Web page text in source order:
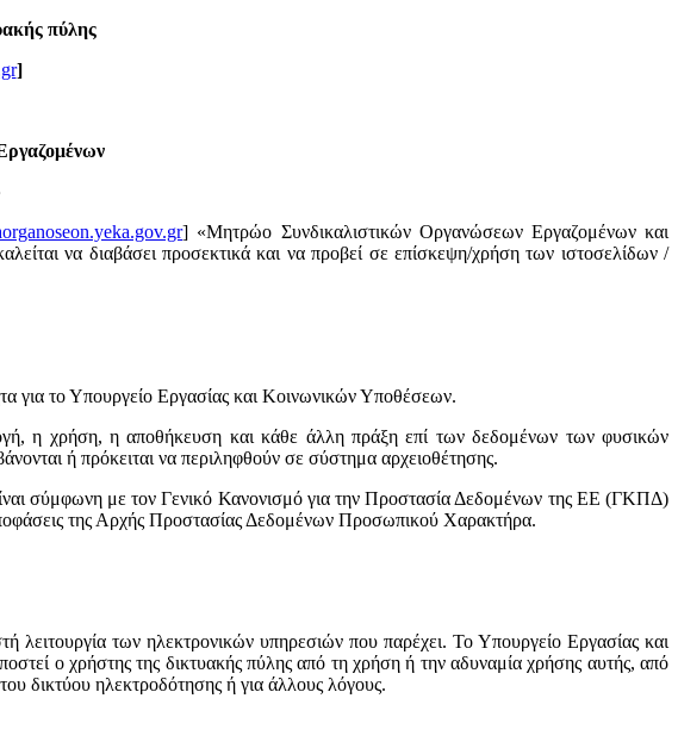
πύλης
]
] «Μητρώο Συνδικαλιστικών Οργανώσεων Εργαζομένων και
να διαβάσει προσεκτικά και να προβεί σε επίσκεψη/χρήση των ιστοσελίδων /
για το Υπουργείο Εργασίας και Κοινωνικών Υποθέσεων.
η χρήση, η αποθήκευση και κάθε άλλη πράξη επί των δεδομένων των φυσικών
ή πρόκειται να περιληφθούν σε σύστημα αρχειοθέτησης.
σύμφωνη με τον Γενικό Κανονισμό για την Προστασία Δεδομένων της ΕΕ (ΓΚΠΔ)
της Αρχής Προστασίας Δεδομένων Προσωπικού Χαρακτήρα.
των ηλεκτρονικών υπηρεσιών που παρέχει. Το Υπουργείο Εργασίας και
ο χρήστης της δικτυακής πύλης από τη χρήση ή την αδυναμία χρήσης αυτής, από
δικτύου ηλεκτροδότησης ή για άλλους λόγους.